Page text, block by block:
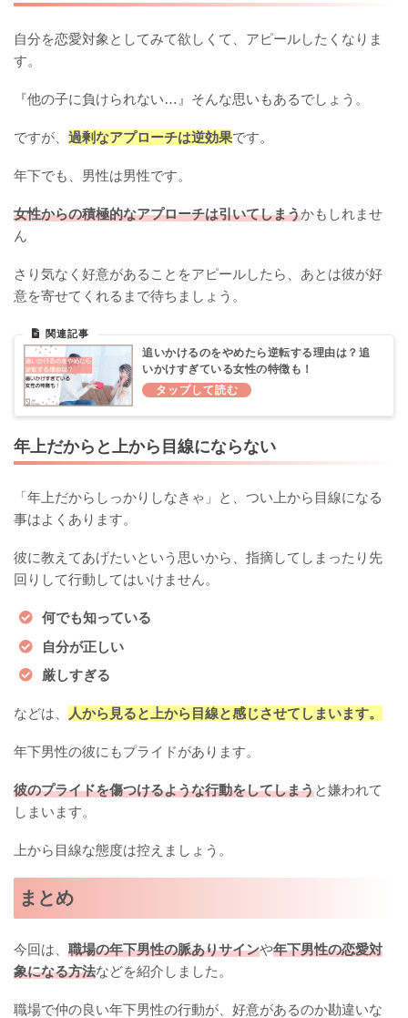
自分を恋愛対象としてみて欲しくて、アピールしたくなりま
す。
『他の子に負けられない…』そんな思いもあるでしょう。
ですが、 過剰なアプローチは逆効果です。
年下でも、男性は男性です。
女性からの積極的なアプローチは引いてしまうかもしれませ
ん
さり気なく好意があることをアピールしたら、あとは彼が好
意を寄せてくれるまで待ちましょう。
追いかけるのをやめたら逆転する理由は？追
いかけすぎている女性の特徴も！
年上だからと上から目線にならない
「年上だからしっかりしなきゃ」と、つい上から目線になる
事はよくあります。
彼に教えてあげたいという思いから、指摘してしまったり先
回りして行動してはいけません。
何でも知っている
自分が正しい
厳しすぎる
などは、 人から見ると上から目線と感じさせてしまいます。
年下男性の彼にもプライドがあります。
彼のプライドを傷つけるような行動をしてしまうと嫌われて
しまいます。
上から目線な態度は控えましょう。
まとめ
今回は、 職場の年下男性の脈ありサインや年下男性の恋愛対
象になる方法などを紹介しました。
職場で仲の良い年下男性の行動が、好意があるのか勘違いな